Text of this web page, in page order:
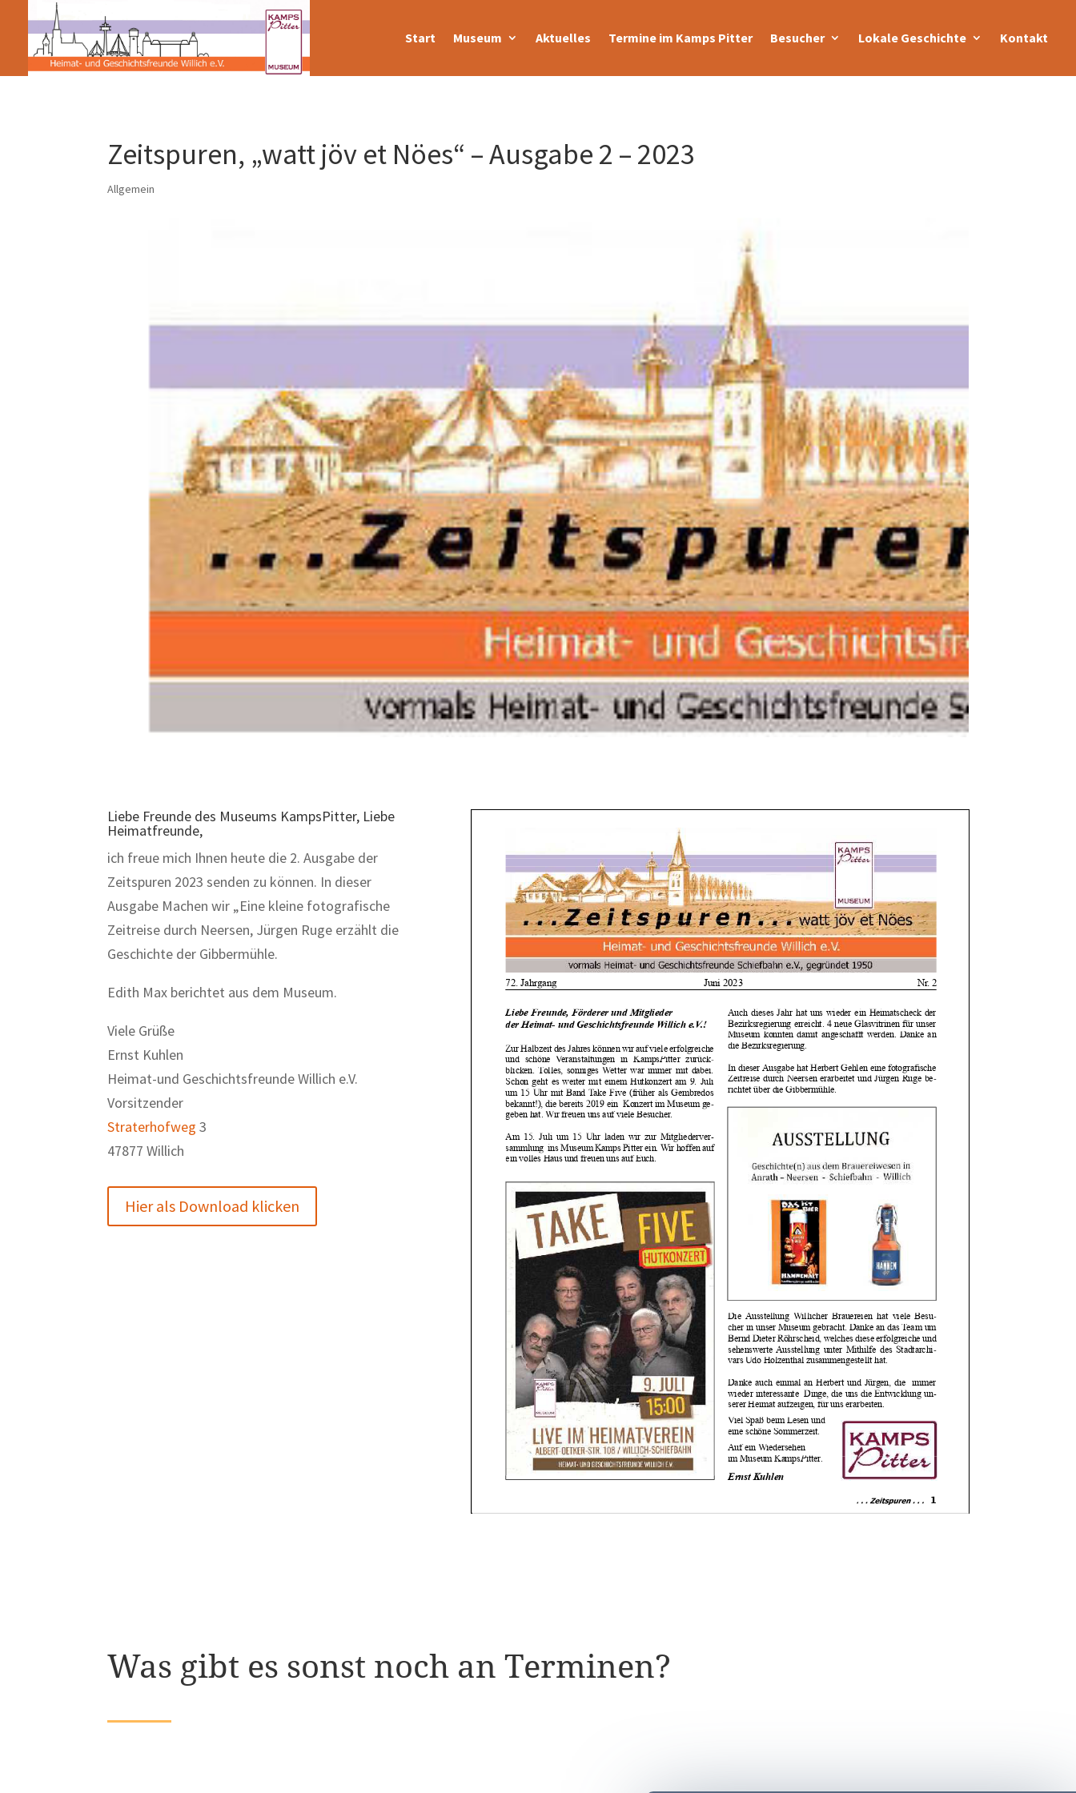
Start Museum Aktuelles Termine im Kamps Pitter Besucher Lokale Geschichte Kontakt
Zeitspuren, „watt jöv et Nöes“ – Ausgabe 2 – 2023
Allgemein
Liebe Freunde des Museums KampsPitter, Liebe
Heimatfreunde,
ich freue mich Ihnen heute die 2. Ausgabe der
Zeitspuren 2023 senden zu können. In dieser
Ausgabe Machen wir „Eine kleine fotografische
Zeitreise durch Neersen, Jürgen Ruge erzählt die
Geschichte der Gibbermühle.
Edith Max berichtet aus dem Museum.
Viele Grüße
Ernst Kuhlen
Heimat-und Geschichtsfreunde Willich e.V.
Vorsitzender
Straterhofweg 3
47877 Willich
Hier als Download klicken
Was gibt es sonst noch an Terminen?